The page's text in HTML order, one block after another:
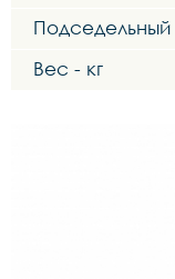
Вес - кг